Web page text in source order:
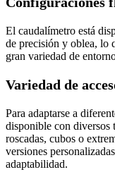
El caudalímetro está
de precisión y oblea, lo
gran variedad de
Variedad de
Para adaptarse a
disponible con diversos
roscadas, cubos o
versiones
adaptabilidad.